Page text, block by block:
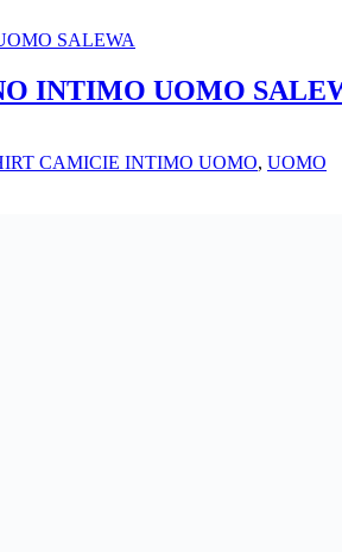
INTIMO UOMO
CAMICIE INTIMO UOMO, UOMO